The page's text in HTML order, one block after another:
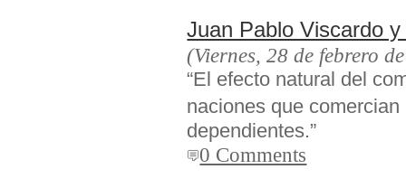
Juan Pablo Viscardo
(Viernes, 28 de febrero
“El efecto natural del
naciones que
dependientes.”
0 Comments